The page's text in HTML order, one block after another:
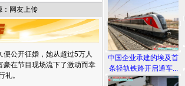
：网友上传
公开征婚，她从超过5万人
豪在节目现场流下了激动而幸
。
中国企业承建的埃及首
条轻轨铁路开启通车...